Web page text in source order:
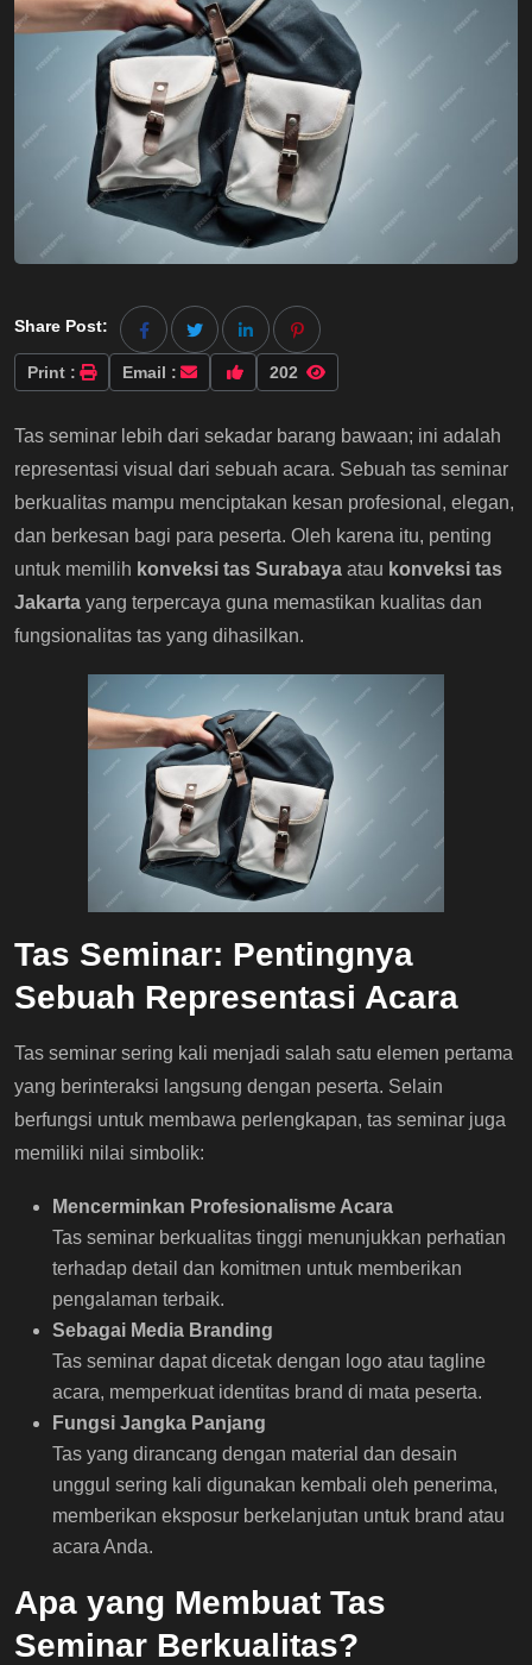
Share Post:
Print : Email : 202
Tas seminar lebih dari sekadar barang bawaan; ini adalah
representasi visual dari sebuah acara. Sebuah tas seminar
berkualitas mampu menciptakan kesan profesional, elegan,
dan berkesan bagi para peserta. Oleh karena itu, penting
untuk memilih konveksi tas Surabaya atau konveksi tas
Jakarta yang terpercaya guna memastikan kualitas dan
fungsionalitas tas yang dihasilkan.
Tas Seminar: Pentingnya
Sebuah Representasi Acara
Tas seminar sering kali menjadi salah satu elemen pertama
yang berinteraksi langsung dengan peserta. Selain
berfungsi untuk membawa perlengkapan, tas seminar juga
memiliki nilai simbolik:
Mencerminkan Profesionalisme Acara
Tas seminar berkualitas tinggi menunjukkan perhatian
terhadap detail dan komitmen untuk memberikan
pengalaman terbaik.
Sebagai Media Branding
Tas seminar dapat dicetak dengan logo atau tagline
acara, memperkuat identitas brand di mata peserta.
Fungsi Jangka Panjang
Tas yang dirancang dengan material dan desain
unggul sering kali digunakan kembali oleh penerima,
memberikan eksposur berkelanjutan untuk brand atau
acara Anda.
Apa yang Membuat Tas
Seminar Berkualitas?